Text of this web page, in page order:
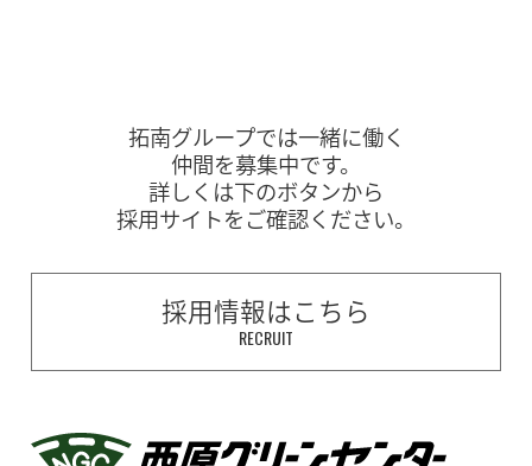
拓南グループでは一緒に働く
仲間を募集中です。
詳しくは下のボタンから
採用サイトをご確認ください。
採用情報はこちら
RECRUIT